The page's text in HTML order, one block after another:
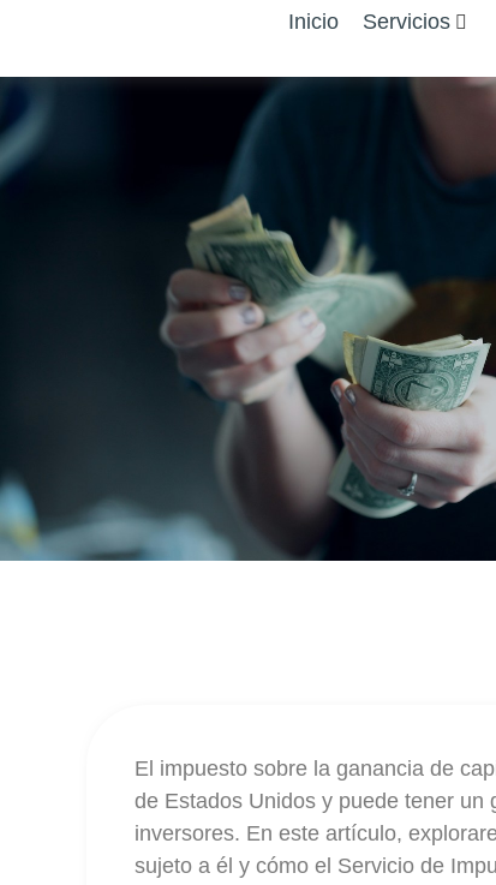
Inicio Servicios
El impuesto sobre la ganancia de
de Estados Unidos y puede tener
inversores. En este artículo,
sujeto a él y cómo el Servicio de